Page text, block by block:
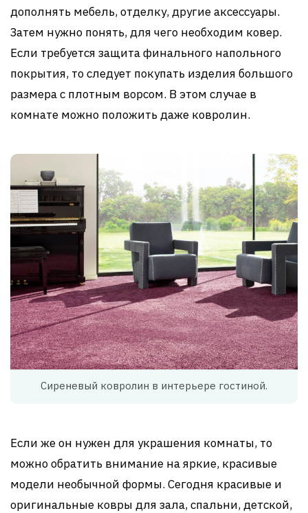
дополнять мебель, отделку, другие аксессуары.
Затем нужно понять, для чего необходим ковер.
Если требуется защита финального напольного
покрытия, то следует покупать изделия большого
размера с плотным ворсом. В этом случае в
комнате можно положить даже ковролин.
Сиреневый ковролин в интерьере гостиной.
Если же он нужен для украшения комнаты, то
можно обратить внимание на яркие, красивые
модели необычной формы. Сегодня красивые и
оригинальные ковры для зала, спальни, детской,